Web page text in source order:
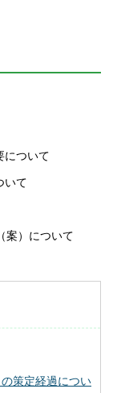
ついて
いて
）について
策定経過につい